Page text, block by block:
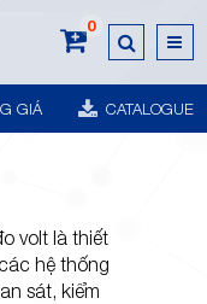
0
GIÁ CATALOGUE
volt là thiết
hệ thống
sát, kiểm